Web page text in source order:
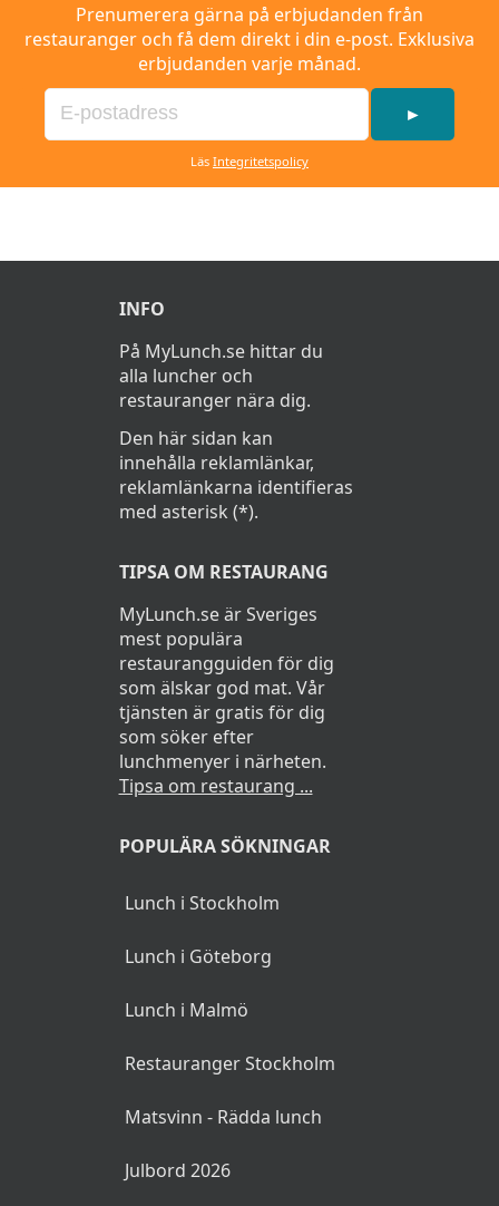
Prenumerera gärna på erbjudanden från
restauranger och få dem direkt i din e-post. Exklusiva
erbjudanden varje månad.
►
Läs Integritetspolicy
INFO
På MyLunch.se hittar du
alla luncher och
restauranger nära dig.
Den här sidan kan
innehålla reklamlänkar,
reklamlänkarna identifieras
med asterisk (*).
TIPSA OM RESTAURANG
MyLunch.se är Sveriges
mest populära
restaurangguiden för dig
som älskar god mat. Vår
tjänsten är gratis för dig
som söker efter
lunchmenyer i närheten.
Tipsa om restaurang ...
POPULÄRA SÖKNINGAR
Lunch i Stockholm
Lunch i Göteborg
Lunch i Malmö
Restauranger Stockholm
Matsvinn - Rädda lunch
Julbord 2026